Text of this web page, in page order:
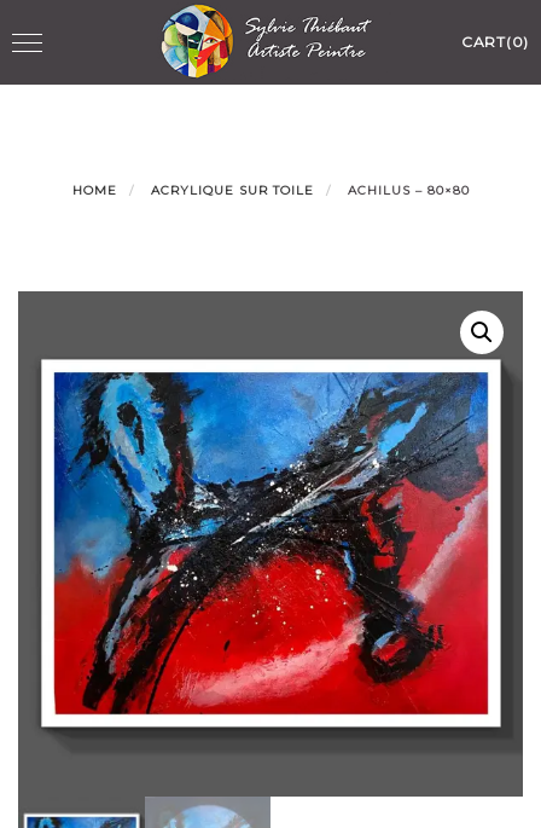
to
content
Toggle CART(0)
HOME ACRYLIQUE SUR TOILE ACHILUS – 80×80